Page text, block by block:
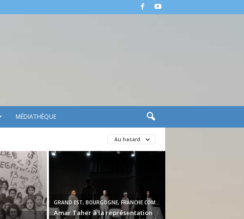
MÉDIATHÈQUE
Au hasard
Amar Taher à la représentation